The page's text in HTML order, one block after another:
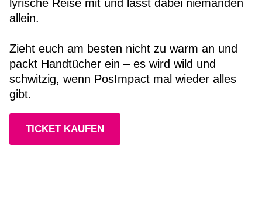
lyrische Reise mit und lässt dabei niemanden
allein.
Zieht euch am besten nicht zu warm an und
packt Handtücher ein – es wird wild und
schwitzig, wenn PosImpact mal wieder alles
gibt.
TICKET KAUFEN